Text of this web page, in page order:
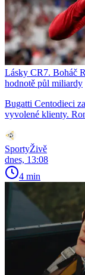
Lásky CR7. Boháč
hodnotě půl miliardy
Bugatti Centodieci
vyvolené klienty.
SportyŽivě
dnes, 13:08
4 min